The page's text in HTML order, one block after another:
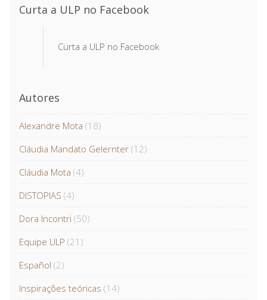
Curta a ULP no Facebook
Curta a ULP no Facebook
Autores
Alexandre Mota (18)
Cláudia Mandato Gelernter (12)
Cláudia Mota (4)
DISTOPIAS (4)
Dora Incontri (50)
Equipe ULP (21)
Español (2)
Inspirações teóricas (14)